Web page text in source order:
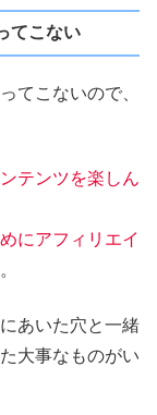
てこない
てこないので、
テンツを楽しん
にアフィリエイ
あいた穴と一緒
大事なものがい